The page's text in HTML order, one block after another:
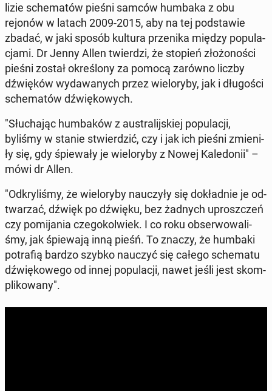
li­zie sche­ma­tów pieśni samców humbaka z obu
rejonów w latach 2009-2015, aby na tej pod­sta­wie
zbadać, w jaki sposób kultura prze­ni­ka między po­pu­la­
cja­mi. Dr Jenny Allen twier­dzi, że stopień zło­żo­no­ści
pieśni został okre­ślo­ny za pomocą zarówno liczby
dźwię­ków wy­da­wa­nych przez wie­lo­ry­by, jak i dłu­go­ści
sche­ma­tów dźwię­ko­wych.
"Słu­cha­jąc hum­ba­ków z au­stra­lij­skiej po­pu­la­cji,
byliśmy w stanie stwier­dzić, czy i jak ich pieśni zmie­ni­
ły się, gdy śpie­wa­ły je wie­lo­ry­by z Nowej Ka­le­do­nii" –
mówi dr Allen.
"Od­kry­li­śmy, że wie­lo­ry­by na­uczy­ły się do­kład­nie je od­
twa­rzać, dźwięk po dźwięku, bez żadnych uprosz­czeń
czy po­mi­ja­nia cze­go­kol­wiek. I co roku ob­ser­wo­wa­li­
śmy, jak śpie­wa­ją inną pieśń. To znaczy, że humbaki
po­tra­fią bardzo szybko nauczyć się całego sche­ma­tu
dźwię­ko­we­go od innej po­pu­la­cji, nawet jeśli jest skom­
pli­ko­wa­ny".